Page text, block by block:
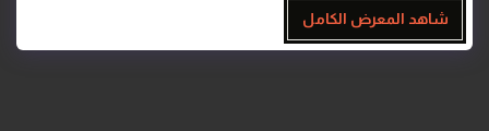
شاهد المعرض الكامل